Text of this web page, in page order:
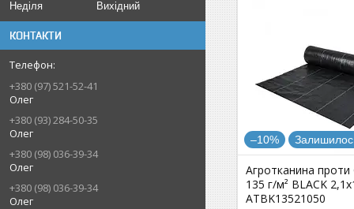
Неділя Вихідний
КОНТАКТИ
+380 (97) 521-52-41
Олег
+380 (93) 284-50-35
Олег
+380 (98) 036-39-34
Олег
+380 (98) 036-39-34
Олег
–10%
Агротканина проти
135 г/м² BLACK
ATBK13521050